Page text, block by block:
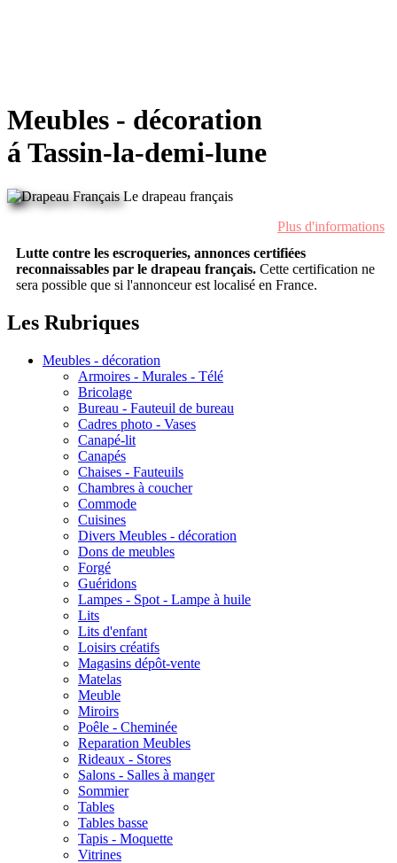
Meubles - décoration
á Tassin-la-demi-lune
Le drapeau français
Plus d'informations
Lutte contre les escroqueries, annonces certifiées
reconnaissables par le drapeau français. Cette certification ne
sera possible que si l'annonceur est localisé en France.
Les Rubriques
Meubles - décoration
Armoires - Murales - Télé
Bricolage
Bureau - Fauteuil de bureau
Cadres photo - Vases
Canapé-lit
Canapés
Chaises - Fauteuils
Chambres à coucher
Commode
Cuisines
Divers Meubles - décoration
Dons de meubles
Forgé
Guéridons
Lampes - Spot - Lampe à huile
Lits
Lits d'enfant
Loisirs créatifs
Magasins dépôt-vente
Matelas
Meuble
Miroirs
Poêle - Cheminée
Reparation Meubles
Rideaux - Stores
Salons - Salles à manger
Sommier
Tables
Tables basse
Tapis - Moquette
Vitrines